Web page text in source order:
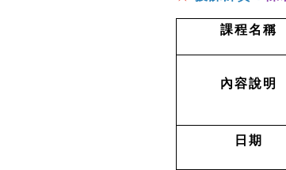
課程名稱
內容說明
日期